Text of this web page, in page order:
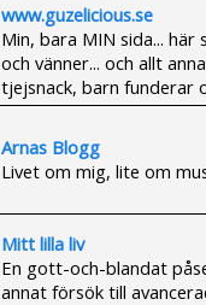
www.guzelicious.se
Min, bara MIN sida...
och vänner... och allt
tjejsnack, barn funderar
Arnas Blogg
Livet om mig, lite om
Mitt lilla liv
En gott-och-blandat
annat försök till